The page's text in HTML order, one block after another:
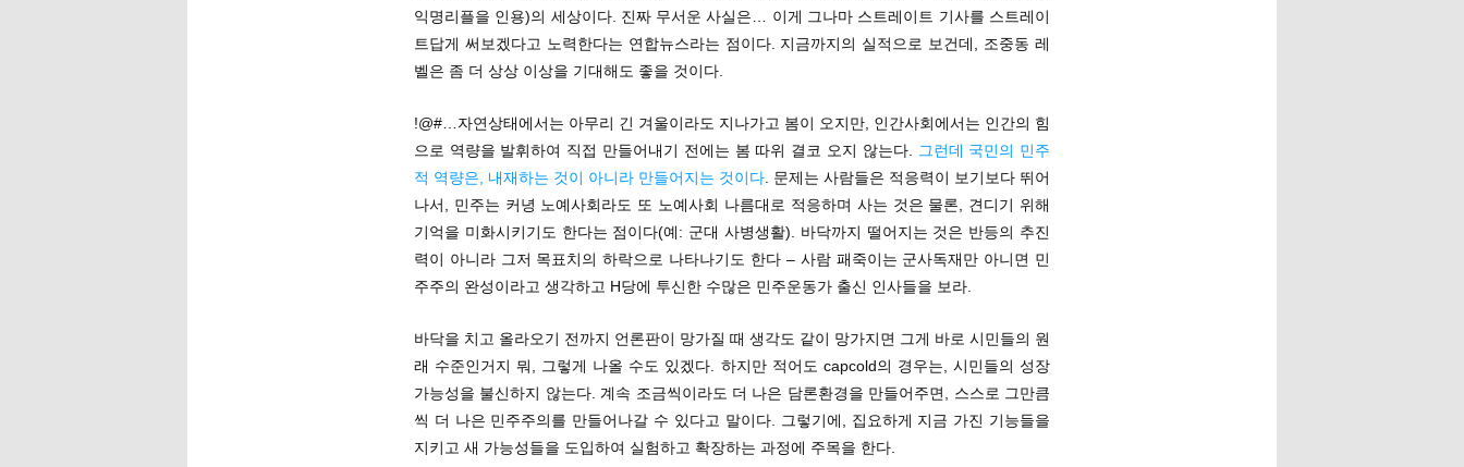
익명리플을 인용)의 세상이다. 진짜 무서운 사실은… 이게 그나마 스트레이트 기사를 스트레이
트답게 써보겠다고 노력한다는 연합뉴스라는 점이다. 지금까지의 실적으로 보건데, 조중동 레
벨은 좀 더 상상 이상을 기대해도 좋을 것이다.
!@#…자연상태에서는 아무리 긴 겨울이라도 지나가고 봄이 오지만, 인간사회에서는 인간의 힘
으로 역량을 발휘하여 직접 만들어내기 전에는 봄 따위 결코 오지 않는다.
그런데 국민의 민주
적 역량은, 내재하는 것이 아니라 만들어지는 것이다 . 문제는 사람들은 적응력이 보기보다 뛰어
나서, 민주는 커녕 노예사회라도 또 노예사회 나름대로 적응하며 사는 것은 물론, 견디기 위해
기억을 미화시키기도 한다는 점이다(예: 군대 사병생활). 바닥까지 떨어지는 것은 반등의 추진
력이 아니라 그저 목표치의 하락으로 나타나기도 한다 – 사람 패죽이는 군사독재만 아니면 민
주주의 완성이라고 생각하고 H당에 투신한 수많은 민주운동가 출신 인사들을 보라.
바닥을 치고 올라오기 전까지 언론판이 망가질 때 생각도 같이 망가지면 그게 바로 시민들의 원
래 수준인거지 뭐, 그렇게 나올 수도 있겠다. 하지만 적어도 capcold의 경우는, 시민들의 성장
가능성을 불신하지 않는다. 계속 조금씩이라도 더 나은 담론환경을 만들어주면, 스스로 그만큼
씩 더 나은 민주주의를 만들어나갈 수 있다고 말이다. 그렇기에, 집요하게 지금 가진 기능들을
지키고 새 가능성들을 도입하여 실험하고 확장하는 과정에 주목을 한다.